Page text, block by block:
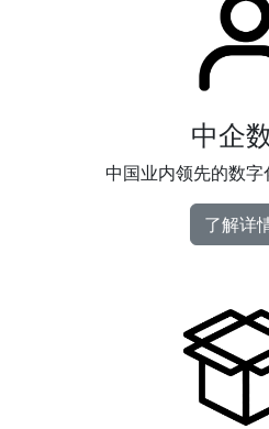
中企
中国业内领先的数
了解详